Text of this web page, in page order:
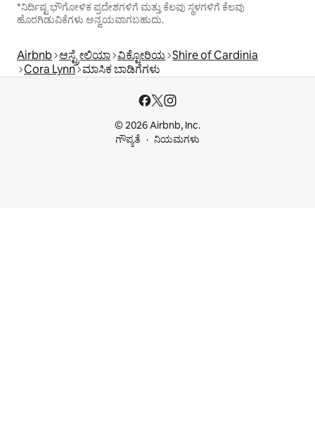
*ನಿರ್ದಿಷ್ಟ ಭೌಗೋಳಿಕ ಪ್ರದೇಶಗಳಿಗೆ ಮತ್ತು ಕೆಲವು ಸ್ಥಳಗಳಿಗೆ ಕೆಲವು
ಹೊರಗಿಡುವಿಕೆಗಳು ಅನ್ವಯವಾಗಬಹುದು.
Airbnb ಆಸ್ಟ್ರೇಲಿಯಾ ವಿಕ್ಟೋರಿಯ Shire of Cardinia
Cora Lynn ಮಾಸಿಕ ಬಾಡಿಗೆಗಳು
© 2026 Airbnb, Inc.
ಗೌಪ್ಯತೆ
ನಿಯಮಗಳು